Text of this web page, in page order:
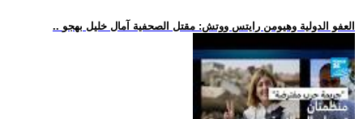
.. العفو الدولية وهيومن رايتس ووتش: مقتل الصحفية آمال خليل بهجو